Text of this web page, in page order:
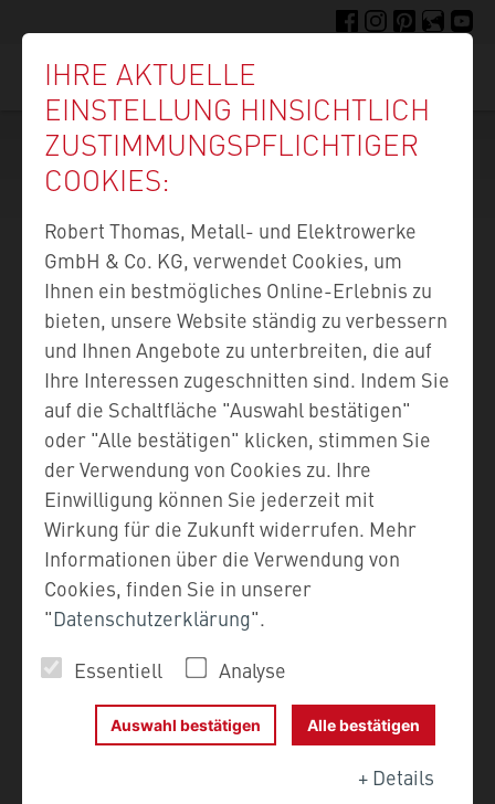
zum
FACEBOOK
INSTAGRAM
PINTEREST
FELLIGE
DER STAUBSAUGER FÜR
ALLERGIKER MIT
WASSERFILTER VON
IHRE AKTUELLE
EINSTELLUNG HINSICHTLICH
ZUSTIMMUNGS­PFLICHTIGER
COOKIES:
Robert Thomas, Metall- und Elektrowerke
GmbH & Co. KG, verwendet Cookies, um
Ihnen ein bestmögliches Online-Erlebnis zu
bieten, unsere Website ständig zu verbessern
und Ihnen Angebote zu unterbreiten, die auf
Ihre Interessen zugeschnitten sind. Indem Sie
auf die Schaltfläche "Auswahl bestätigen"
oder "Alle bestätigen" klicken, stimmen Sie
der Verwendung von Cookies zu. Ihre
Einwilligung können Sie jederzeit mit
Wirkung für die Zukunft widerrufen. Mehr
Informationen über die Verwendung von
Cookies, finden Sie in unserer
"Datenschutzerklärung".
Essentiell
Analyse
Auswahl bestätigen Alle bestätigen
+ Details